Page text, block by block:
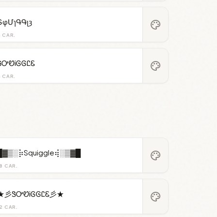
CAR.
palette
CAR.
palette
CAR.
█▓▒░⡷Squiggle⢾░▒▓█ palette
CAR.
彡ᏕᎤᏬᎥᎶᎶᏝᏋ彡★ palette